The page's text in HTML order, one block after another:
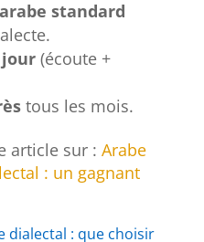
standard
(écoute +
tous les mois.
article sur : Arabe
: un gagnant
dialectal : que choisir